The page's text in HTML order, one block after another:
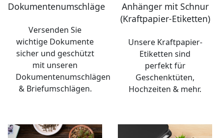
Dokumentenumschläge
Versenden Sie
wichtige Dokumente
sicher und geschützt
mit unseren
Dokumentenumschlägen
& Briefumschlägen.
Anhänger mit Schnur
(Kraftpapier-Etiketten)
Unsere Kraftpapier-
Etiketten sind
perfekt für
Geschenktüten,
Hochzeiten & mehr.